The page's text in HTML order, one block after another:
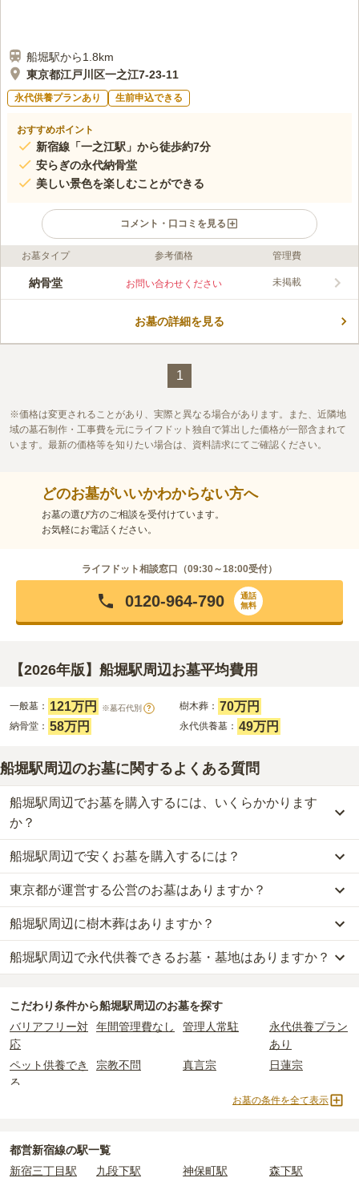
船堀駅から1.8km
東京都江戸川区一之江7-23-11
永代供養プランあり 生前申込できる
おすすめポイント
新宿線「一之江駅」から徒歩約7分
安らぎの永代納骨堂
美しい景色を楽しむことができる
コメント・口コミを見る
ライフドット編集部のコメント
江戸川区一之江に位置する感應寺は、東京下町の雰囲気があり、
さを感じます。 駅からは徒歩7分。 駐車場も20台くらい停めら
この霊園はまだ誰からも評価されていません。
お墓タイプ 参考価格 管理費
納骨堂 お問い合わせください 未掲載
お墓の詳細を見る
1
価格は変更されることがあり、実際と異なる場合があります。また、近隣地
域の墓石制作・工事費を元にライフドット独自で算出した価格が一部含まれて
います。最新の価格等を知りたい場合は、資料請求にてご確認ください。
どのお墓がいいかわからない方へ
お墓の選び方のご相談を受付けています。
お気軽にお電話ください。
ライフドット相談窓口（09:30～18:00受付）
0120-964-790
通話
無料
【2026年版】船堀駅周辺お墓平均費用
一般墓： 121万円 ※墓石代別 ? 樹木葬： 70万円
納骨堂： 58万円 永代供養墓： 49万円
船堀駅周辺のお墓に関するよくある質問
船堀駅周辺でお墓を購入するには、いくらかかります
か？
船堀駅周辺での購入費用の目安は、一般墓が約288万円、樹木葬が
約70万円、納骨堂が約58万円、永代供養墓が約49万円です。
一般墓を建てる場合は、「永代使用料（土地代）」と「墓石代」の
2つが主な費用となります。
船堀駅周辺の一般墓の永代使用料の平均は
東
素材によって変わります。
使用料のみかかります。
なお、お墓によっては以下の費用が別途かかる場合があります。
・
：お墓を新しく建てた際に行う儀式のための費
用。僧侶に渡すお布施がかかります。
・
正確な費用は、区画や石材の選び方によって大きく変わるため、見
船堀駅周辺で安くお墓を購入するには？
船堀駅周辺で一番安価なお墓は、寿光院墓苑の永代供養墓
10万
円からお求めいただけます。
一般的に最も費用を抑えられるのは、他の方のご遺骨と一緒に埋葬
する「合祀墓（ごうしぼ）」と呼ばれるタイプです。個別のお墓に
比べて省スペースで管理の手間がかからないため、費用が安く設定
価格の目安は、1名あたり5万円〜30万円程度です。
船堀駅周辺で安価なお墓を探したい場合は、価格の安い順で並び替
えてお墓を探すのがおすすめです。
東京都が運営する公営のお墓はありますか？
船堀駅周辺には、公営の霊園の掲載がありません。
一方で、東京都内には、県または市区町村が運営する公営の霊園が
16件あります。
れているケースがほとんどです。
主な条件として、遺骨がすでにある、該当の市区町村に一定年数以
上住んでいるなどが挙げられます。
条件を満たさない場合は、申し込み自体ができないことも多いた
め、事前の確認が重要です。
契約条件の詳細は、各霊園のページをご確認いただくか、資料請求
船堀駅周辺に樹木葬はありますか？
船堀駅周辺には、3件の樹木葬があります。
詳しくは、船堀駅周辺の樹木葬の一覧をご覧ください。
船堀駅周辺で永代供養できるお墓・墓地はありますか？
詳しくは、船堀駅周辺の永代供養の一覧をご覧ください。
こだわり条件から船堀駅周辺のお墓を探す
バリアフリー対
応
年間管理費なし 管理人常駐
永代供養プラン
あり
ペット供養でき
る
宗教不問 真言宗 日蓮宗
永代供養墓
お墓の条件を全て表示
都営新宿線の駅一覧
新宿三丁目駅
九段下駅 神保町駅
森下駅